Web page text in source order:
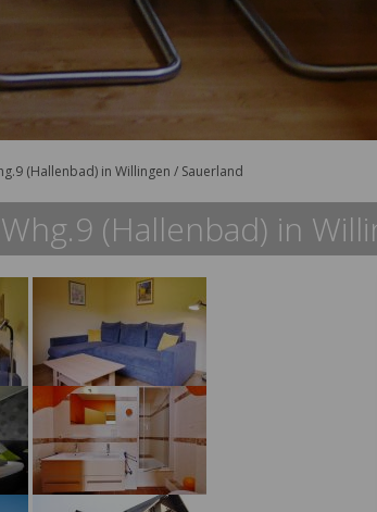
(Hallenbad) in Willingen / Sauerland
(Hallenbad) in